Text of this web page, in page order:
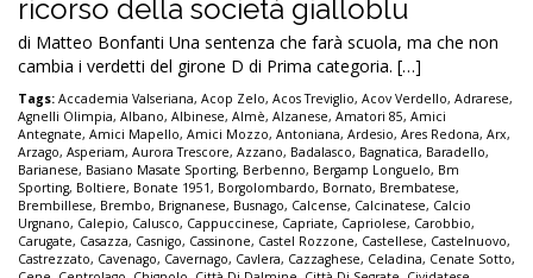
ricorso della società gialloblu
di Matteo Bonfanti Una sentenza che farà scuola, ma che non
cambia i verdetti del girone D di Prima categoria. […]
Tags: Accademia Valseriana, Acop Zelo, Acos Treviglio, Acov Verdello, Adrarese,
Agnelli Olimpia, Albano, Albinese, Almè, Alzanese, Amatori 85, Amici
Antegnate, Amici Mapello, Amici Mozzo, Antoniana, Ardesio, Ares Redona, Arx,
Arzago, Asperiam, Aurora Trescore, Azzano, Badalasco, Bagnatica, Baradello,
Barianese, Basiano Masate Sporting, Berbenno, Bergamp Longuelo, Bm
Sporting, Boltiere, Bonate 1951, Borgolombardo, Bornato, Brembatese,
Brembillese, Brembo, Brignanese, Busnago, Calcense, Calcinatese, Calcio
Urgnano, Calepio, Calusco, Cappuccinese, Capriate, Capriolese, Carobbio,
Carugate, Casazza, Casnigo, Cassinone, Castel Rozzone, Castellese, Castelnuovo,
Castrezzato, Cavenago, Cavernago, Cavlera, Cazzaghese, Celadina, Cenate Sotto,